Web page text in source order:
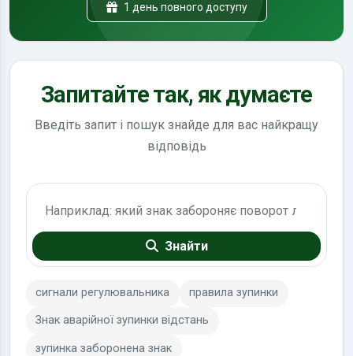
1 день повного доступу
Запитайте так, як думаєте
Введіть запит і пошук знайде для вас найкращу
відповідь
Знайти
сигнали регулювальника правила зупинки
Знак аварійної зупинки відстань
зупинка заборонена знак